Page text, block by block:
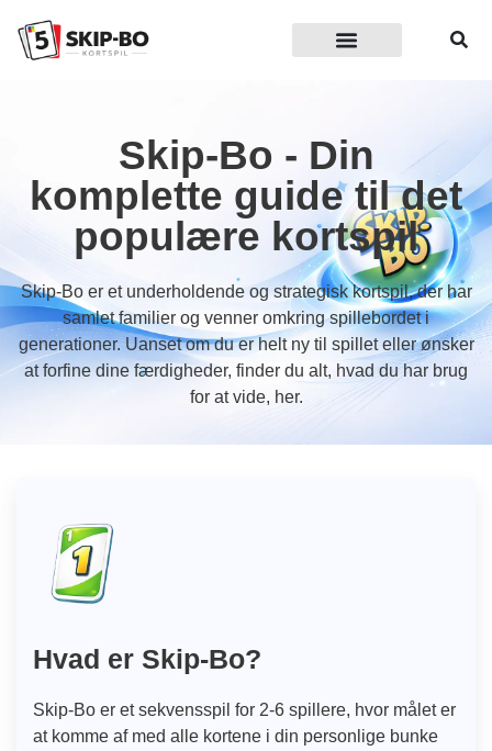
Skip-Bo - Din
komplette guide til det
populære kortspil
Skip-Bo er et underholdende og strategisk kortspil, der har
samlet familier og venner omkring spillebordet i
generationer. Uanset om du er helt ny til spillet eller ønsker
at forfine dine færdigheder, finder du alt, hvad du har brug
for at vide, her.
Hvad er Skip-Bo?
Skip-Bo er et sekvensspil for 2-6 spillere, hvor målet er
at komme af med alle kortene i din personlige bunke